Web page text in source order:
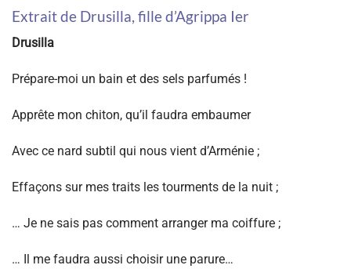
Extrait de Drusilla, fille d’Agrippa Ier
Drusilla
Prépare-moi un bain et des sels parfumés !
Apprête mon chiton, qu’il faudra embaumer
Avec ce nard subtil qui nous vient d’Arménie ;
Effaçons sur mes traits les tourments de la nuit ;
… Je ne sais pas comment arranger ma coiffure ;
… Il me faudra aussi choisir une parure…